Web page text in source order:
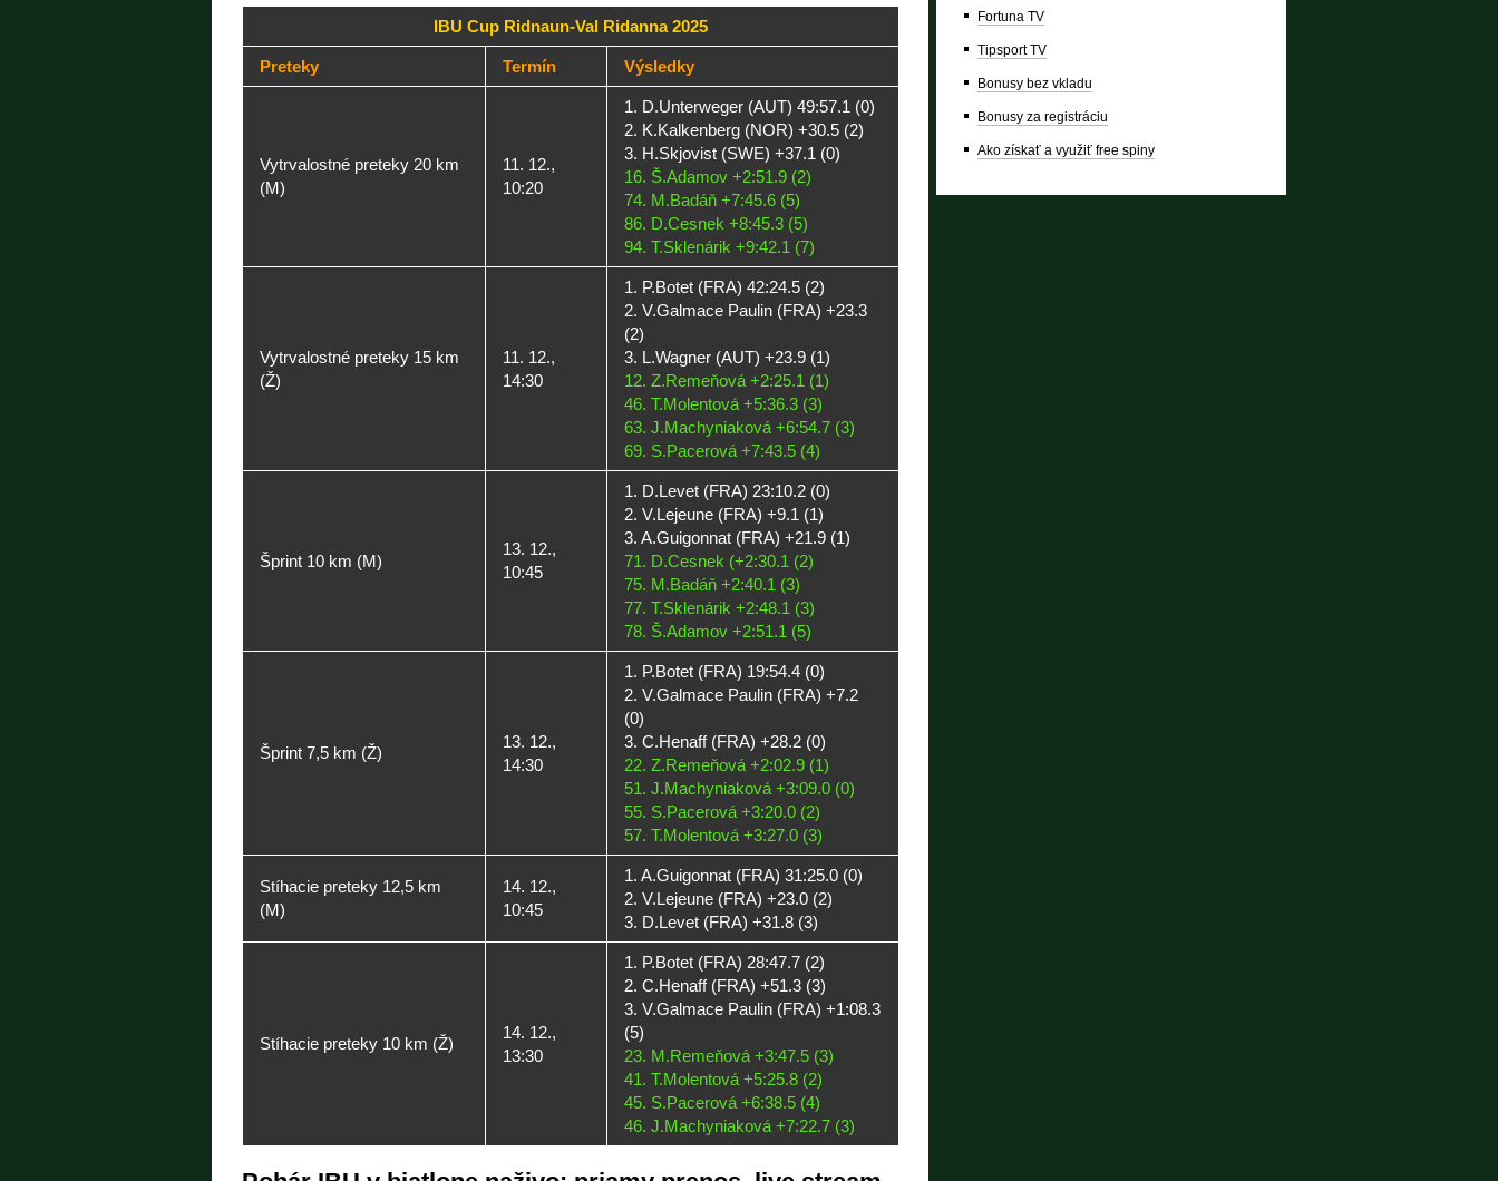
IBU Cup Ridnaun-Val Ridanna 2025
Preteky Termín Výsledky
Vytrvalostné preteky 20 km
(M)
11. 12.,
10:20
1. D.Unterweger (AUT) 49:57.1 (0)
2. K.Kalkenberg (NOR) +30.5 (2)
3. H.Skjovist (SWE) +37.1 (0)
16. Š.Adamov +2:51.9 (2)
74. M.Badáň +7:45.6 (5)
86. D.Cesnek +8:45.3 (5)
94. T.Sklenárik +9:42.1 (7)
Vytrvalostné preteky 15 km
(Ž)
11. 12.,
14:30
1. P.Botet (FRA) 42:24.5 (2)
2. V.Galmace Paulin (FRA) +23.3
(2)
3. L.Wagner (AUT) +23.9 (1)
12. Z.Remeňová +2:25.1 (1)
46. T.Molentová +5:36.3 (3)
63. J.Machyniaková +6:54.7 (3)
69. S.Pacerová +7:43.5 (4)
Šprint 10 km (M)
13. 12.,
10:45
1. D.Levet (FRA) 23:10.2 (0)
2. V.Lejeune (FRA) +9.1 (1)
3. A.Guigonnat (FRA) +21.9 (1)
71. D.Cesnek (+2:30.1 (2)
75. M.Badáň +2:40.1 (3)
77. T.Sklenárik +2:48.1 (3)
78. Š.Adamov +2:51.1 (5)
Šprint 7,5 km (Ž)
13. 12.,
14:30
1. P.Botet (FRA) 19:54.4 (0)
2. V.Galmace Paulin (FRA) +7.2
(0)
3. C.Henaff (FRA) +28.2 (0)
22. Z.Remeňová +2:02.9 (1)
51. J.Machyniaková +3:09.0 (0)
55. S.Pacerová +3:20.0 (2)
57. T.Molentová +3:27.0 (3)
Stíhacie preteky 12,5 km
(M)
14. 12.,
10:45
1. A.Guigonnat (FRA) 31:25.0 (0)
2. V.Lejeune (FRA) +23.0 (2)
3. D.Levet (FRA) +31.8 (3)
Stíhacie preteky 10 km (Ž)
14. 12.,
13:30
1. P.Botet (FRA) 28:47.7 (2)
2. C.Henaff (FRA) +51.3 (3)
3. V.Galmace Paulin (FRA) +1:08.3
(5)
23. M.Remeňová +3:47.5 (3)
41. T.Molentová +5:25.8 (2)
45. S.Pacerová +6:38.5 (4)
46. J.Machyniaková +7:22.7 (3)
Fortuna TV
Tipsport TV
Bonusy bez vkladu
Bonusy za registráciu
Ako získať a využiť free spiny